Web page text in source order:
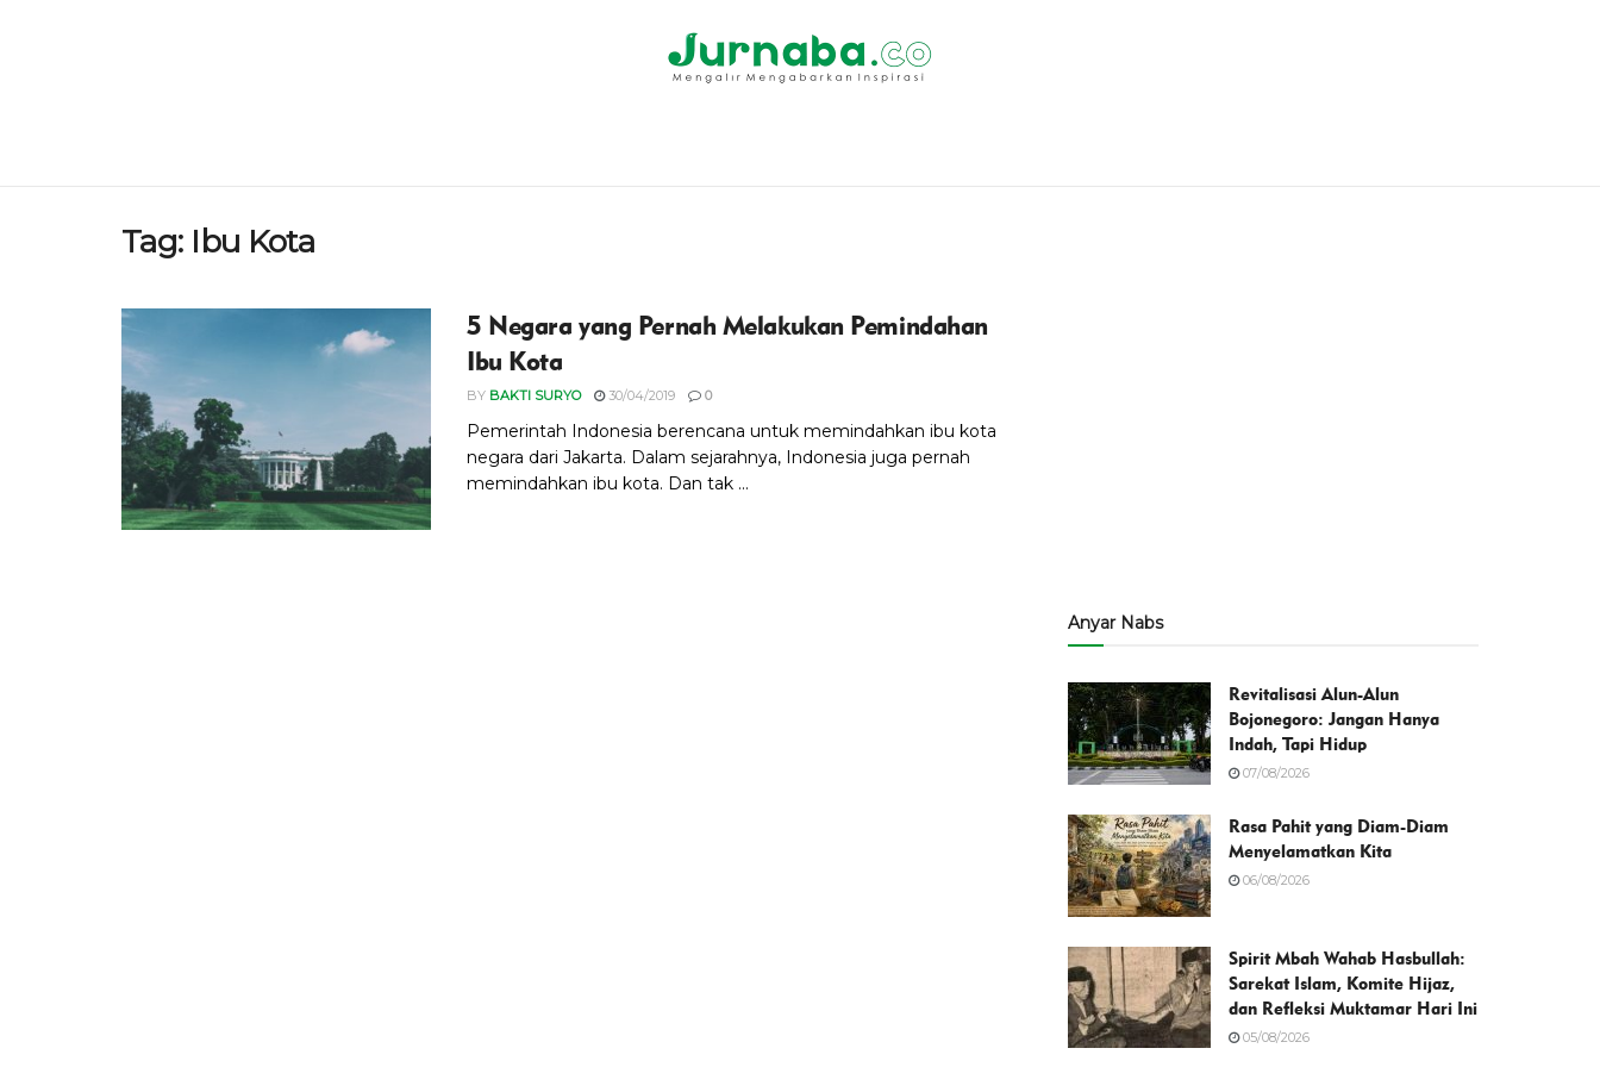
Tag: Ibu Kota
5 Negara yang Pernah Melakukan Pemindahan
Ibu Kota
BY BAKTI SURYO 30/04/2019 0
Pemerintah Indonesia berencana untuk memindahkan ibu kota
negara dari Jakarta. Dalam sejarahnya, Indonesia juga pernah
memindahkan ibu kota. Dan tak ...
Anyar Nabs
Revitalisasi Alun-Alun
Bojonegoro: Jangan Hanya
Indah, Tapi Hidup
07/08/2026
Rasa Pahit yang Diam-Diam
Menyelamatkan Kita
06/08/2026
Spirit Mbah Wahab Hasbullah:
Sarekat Islam, Komite Hijaz,
dan Refleksi Muktamar Hari Ini
05/08/2026